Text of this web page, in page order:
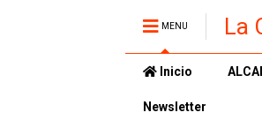
MENU La
Inicio
Newsletter